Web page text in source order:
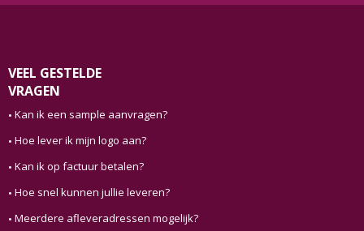
VEEL GESTELDE
VRAGEN
Kan ik een sample aanvragen?
Hoe lever ik mijn logo aan?
Kan ik op factuur betalen?
Hoe snel kunnen jullie leveren?
Meerdere afleveradressen mogelijk?